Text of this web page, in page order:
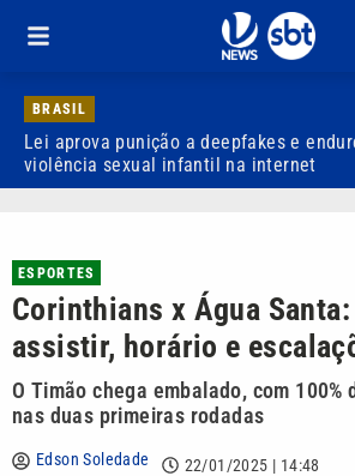
BRASIL
Lei aprova punição a deepfakes e
violência sexual infantil na internet
ESPORTES
Corinthians x Água
assistir, horário e
O Timão chega embalado, com
nas duas primeiras rodadas
Edson Soledade 22/01/2025 | 14:48